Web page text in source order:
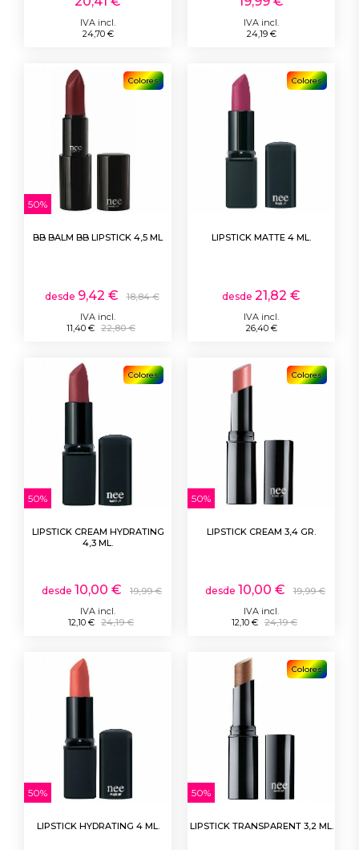
IVA incl.
24,70 €
IVA incl.
24,19 €
50%
BB BALM BB LIPSTICK 4,5 ML
desde 9,42 €
18,84 €
IVA incl.
11,40 € 22,80 €
Colores
LIPSTICK MATTE 4 ML.
desde 21,82 €
IVA incl.
26,40 €
Colores
50%
LIPSTICK CREAM HYDRATING
4,3 ML.
desde 10,00 €
19,99 €
IVA incl.
12,10 € 24,19 €
Colores
50%
LIPSTICK CREAM 3,4 GR.
desde 10,00 €
19,99 €
IVA incl.
12,10 € 24,19 €
Colores
50%
LIPSTICK HYDRATING 4 ML.
50%
LIPSTICK TRANSPARENT 3,2 ML.
Colores